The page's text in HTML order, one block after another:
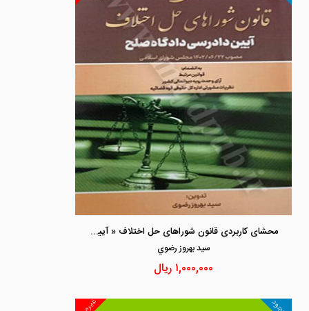
محشای کاربردی قانون شوراهای حل اختلاف « آیین دادرسی دادگاه صلح »
سيد بهروز رضوي
۱,۰۰۰,۰۰۰ ریال